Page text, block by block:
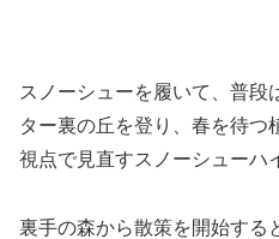
スノーシューを履いて、普段
ター裏の丘を登り、春を待つ
視点で見直すスノーシューハ
裏手の森から散策を開始する